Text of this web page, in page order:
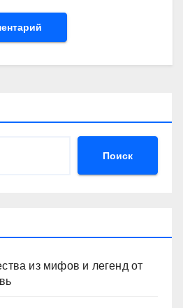
Поиск
из мифов и легенд от